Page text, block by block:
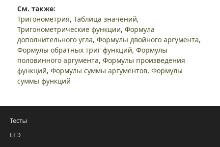
См. также:
Тригонометрия, Таблица значений,
Тригонометрические функции, Формула
дополнительного угла, Формулы двойного аргумента,
Формулы обратных триг функций, Формулы
половинного аргумента, Формулы произведения
функций, Формулы суммы аргументов, Формулы
суммы функций
Тесты
ЕГЭ